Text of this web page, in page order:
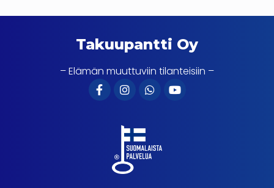
Takuupantti Oy
– Elämän muuttuviin tilanteisiin –